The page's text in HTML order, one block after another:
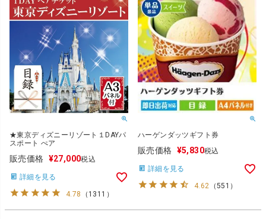
★東京ディズニーリゾート１DAYパ
スポート ぺア
販売価格 ¥27,000税込
詳細を見る
4.78 （ 1311 ）
ハーゲンダッツギフト券
販売価格 ¥5,830税込
詳細を見る
4.62 （551 ）